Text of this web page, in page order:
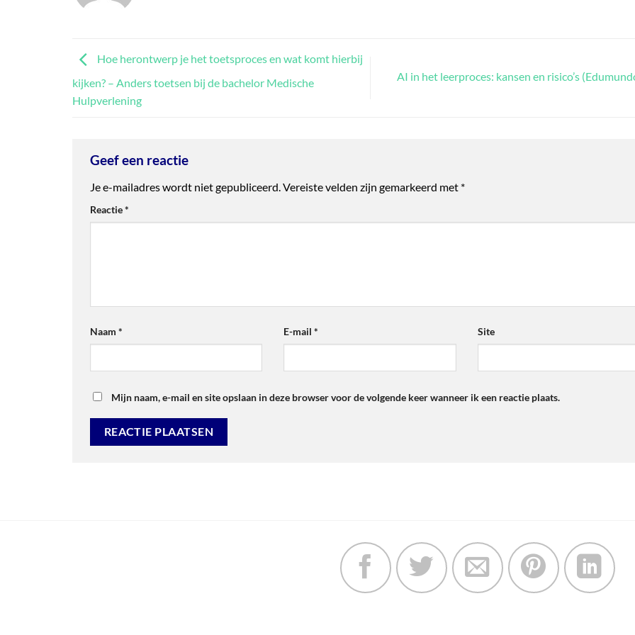
Hoe herontwerp je het toetsproces en wat komt hierbij
kijken? – Anders toetsen bij de bachelor Medische
Hulpverlening
AI in het leerproces: kansen en risico’s
Geef een reactie
Je e-mailadres wordt niet gepubliceerd.Vereiste velden zijn gemarkeerd met *
Reactie*
Naam * E-mail* Site
Mijn naam, e-mail en site opslaan in deze browser voor de volgende keer wanneer ik een reactie plaats.